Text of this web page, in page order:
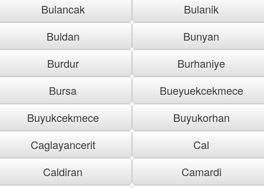
Bulancak
Bulanik
Buldan
Bunyan
Burdur
Burhaniye
Bursa
Bueyuekcekmece
Buyukcekmece
Buyukorhan
Caglayancerit
Cal
Caldiran
Camardi